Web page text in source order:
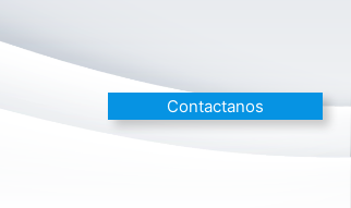
Contactanos